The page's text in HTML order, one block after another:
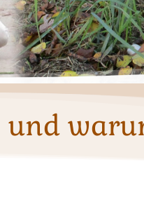
und